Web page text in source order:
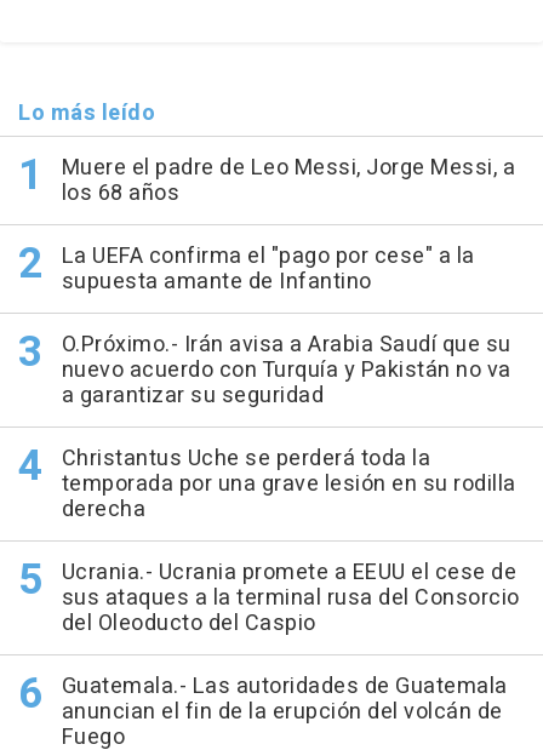
Lo más leído
Muere el padre de Leo Messi, Jorge Messi, a
los 68 años
La UEFA confirma el "pago por cese" a la
supuesta amante de Infantino
O.Próximo.- Irán avisa a Arabia Saudí que su
nuevo acuerdo con Turquía y Pakistán no va
a garantizar su seguridad
Christantus Uche se perderá toda la
temporada por una grave lesión en su rodilla
derecha
Ucrania.- Ucrania promete a EEUU el cese de
sus ataques a la terminal rusa del Consorcio
del Oleoducto del Caspio
Guatemala.- Las autoridades de Guatemala
anuncian el fin de la erupción del volcán de
Fuego